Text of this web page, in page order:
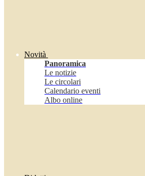
Novità
Panoramica
Le notizie
Le circolari
Calendario eventi
Albo online